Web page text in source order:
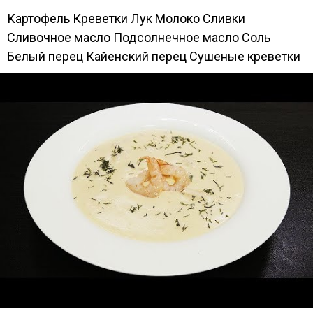
Картофель Креветки Лук Молоко Сливки
Сливочное масло Подсолнечное масло Соль
Белый перец Кайенский перец Сушеные креветки